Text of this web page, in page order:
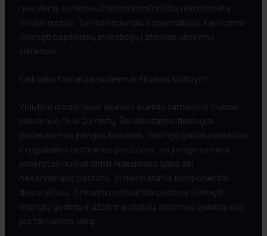
nes viena sistema užtikrina komfortišką mikroklimatą
ištisus metus. Tai yra racionalus sprendimas, kai norima
išvengti papildomų investicijų į atskiras vėsinimo
sistemas.
Kiek laiko tarnauja modernus šilumos siurblys?
Vidutinė modernaus šilumos siurblio tarnavimo trukmė
siekia nuo 15 iki 20 metų. Šis laikotarpis tiesiogiai
priklauso nuo įrangos kokybės, teisingo galios parinkimo
ir reguliarios techninės priežiūros. Jei įrenginys nėra
priverstas nuolat dirbti maksimalia galia dėl
nesandaraus pastato, jo mechaniniai komponentai
dėvisi lėčiau. Tinkama profilaktika padeda išvengti
brangių gedimų ir užtikrina stabilų sistemos veikimą visą
jos tarnavimo laiką.